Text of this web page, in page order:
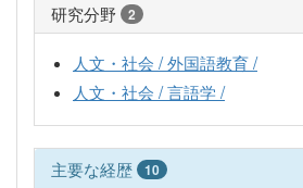
研究分野 2
人文・社会 / 外国語教育 /
人文・社会 / 言語学 /
主要な経歴 10